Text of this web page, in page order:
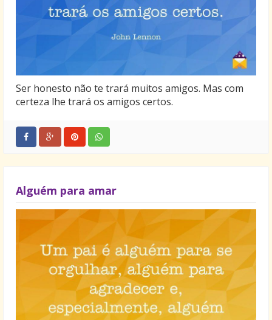
Ser honesto não te trará muitos amigos. Mas com
certeza lhe trará os amigos certos.
Alguém para amar